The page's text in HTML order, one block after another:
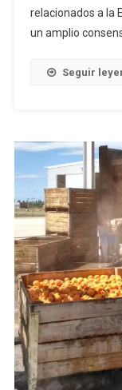
relacionados a la
un amplio
Seguir